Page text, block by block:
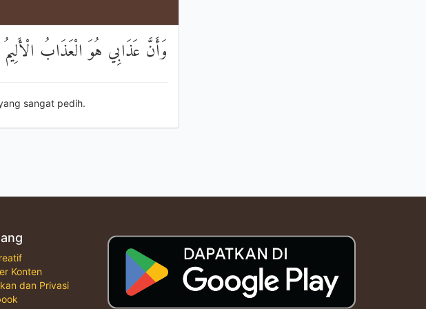
وَأَنَّ عَذَابِي هُوَ الْعَذَابُ الْأَلِيمُ
sangat pedih.
Konten
dan Privasi